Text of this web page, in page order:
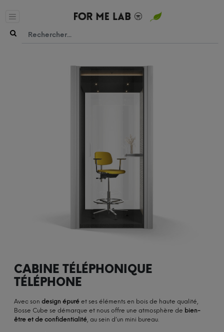
CABINE TÉLÉPHONIQUE
TÉLÉPHONE
Avec son design épuréet ses éléments en bois de haute qualité,
Bosse Cube se démarque et nous offre une atmosphère de bien-
être et de confidentialité, au sein d’un mini bureau.